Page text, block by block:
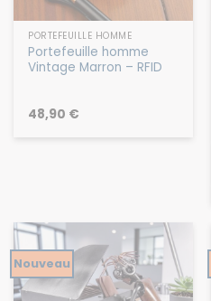
PORTEFEUILLE HOMME
Portefeuille homme
Vintage Marron – RFID
48,90 €
Nouveau